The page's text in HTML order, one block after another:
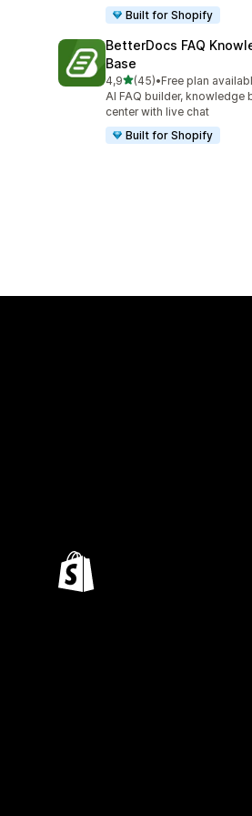
Built for Shopify
BetterDocs FAQ
Base
4,9na 5 gwiazdek
(45)
Łączna liczba recenzji: 45
•Free plan
AI FAQ builder, knowledge
center with live chat
Built for Shopify